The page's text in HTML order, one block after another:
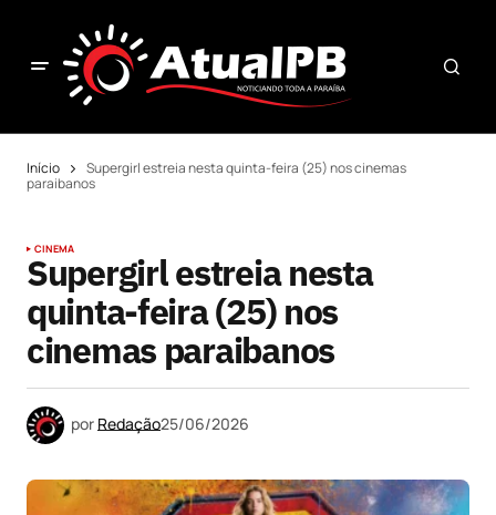
Início
Supergirl estreia nesta quinta-feira (25) nos cinemas
paraibanos
CINEMA
Supergirl estreia nesta
quinta-feira (25) nos
cinemas paraibanos
por Redação25/06/2026